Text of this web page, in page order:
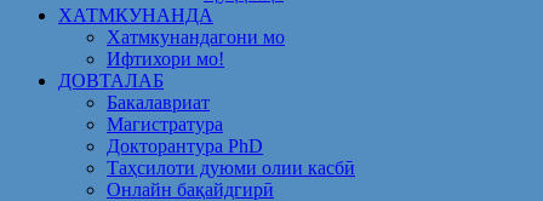
ХАТМКУНАНДА
Хатмкунандагони мо
Ифтихори мо!
ДОВТАЛАБ
Бакалавриат
Магистратура
Докторантура PhD
Таҳсилоти дуюми олии касбӣ
Онлайн бақайдгирӣ